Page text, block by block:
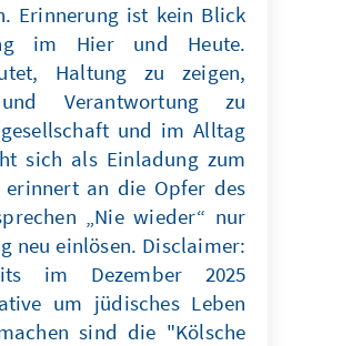
Erinnerung ist kein Blick
im Hier und Heute.
Haltung zu zeigen,
Verantwortung zu
und im Alltag
sich als Einladung zum
erinnert an die Opfer des
„Nie wieder“ nur
neu einlösen. Disclaimer:
im Dezember 2025
um jüdisches Leben
sind die "Kölsche